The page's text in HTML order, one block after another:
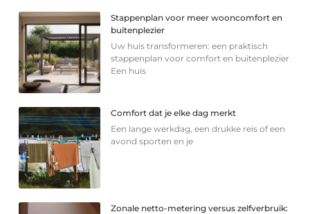
Stappenplan voor meer wooncomfort en
buitenplezier
Uw huis transformeren: een praktisch
stappenplan voor comfort en buitenplezier
Een huis
Comfort dat je elke dag merkt
Een lange werkdag, een drukke reis of een
avond sporten en je
Zonale netto-metering versus zelfverbruik: